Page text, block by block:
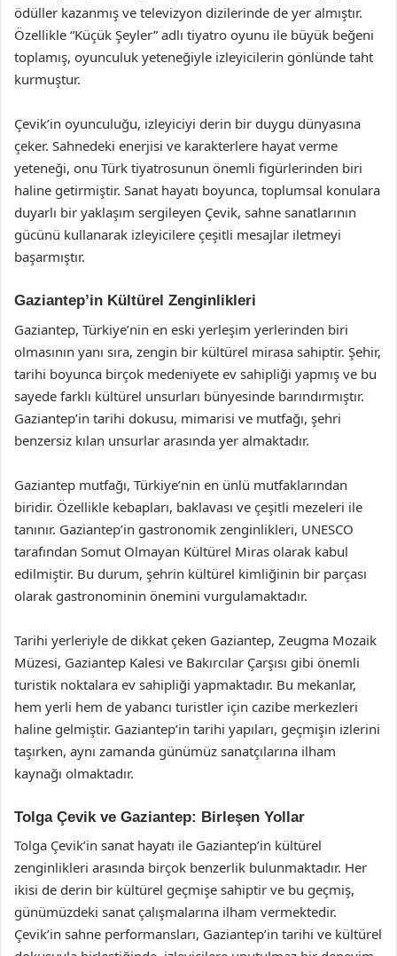
ödüller kazanmış ve televizyon dizilerinde de yer almıştır.
Özellikle “Küçük Şeyler” adlı tiyatro oyunu ile büyük beğeni
toplamış, oyunculuk yeteneğiyle izleyicilerin gönlünde taht
kurmuştur.
Çevik’in oyunculuğu, izleyiciyi derin bir duygu dünyasına
çeker. Sahnedeki enerjisi ve karakterlere hayat verme
yeteneği, onu Türk tiyatrosunun önemli figürlerinden biri
haline getirmiştir. Sanat hayatı boyunca, toplumsal konulara
duyarlı bir yaklaşım sergileyen Çevik, sahne sanatlarının
gücünü kullanarak izleyicilere çeşitli mesajlar iletmeyi
başarmıştır.
Gaziantep’in Kültürel Zenginlikleri
Gaziantep, Türkiye’nin en eski yerleşim yerlerinden biri
olmasının yanı sıra, zengin bir kültürel mirasa sahiptir. Şehir,
tarihi boyunca birçok medeniyete ev sahipliği yapmış ve bu
sayede farklı kültürel unsurları bünyesinde barındırmıştır.
Gaziantep’in tarihi dokusu, mimarisi ve mutfağı, şehri
benzersiz kılan unsurlar arasında yer almaktadır.
Gaziantep mutfağı, Türkiye’nin en ünlü mutfaklarından
biridir. Özellikle kebapları, baklavası ve çeşitli mezeleri ile
tanınır. Gaziantep’in gastronomik zenginlikleri, UNESCO
tarafından Somut Olmayan Kültürel Miras olarak kabul
edilmiştir. Bu durum, şehrin kültürel kimliğinin bir parçası
olarak gastronominin önemini vurgulamaktadır.
Tarihi yerleriyle de dikkat çeken Gaziantep, Zeugma Mozaik
Müzesi, Gaziantep Kalesi ve Bakırcılar Çarşısı gibi önemli
turistik noktalara ev sahipliği yapmaktadır. Bu mekanlar,
hem yerli hem de yabancı turistler için cazibe merkezleri
haline gelmiştir. Gaziantep’in tarihi yapıları, geçmişin izlerini
taşırken, aynı zamanda günümüz sanatçılarına ilham
kaynağı olmaktadır.
Tolga Çevik ve Gaziantep: Birleşen Yollar
Tolga Çevik’in sanat hayatı ile Gaziantep’in kültürel
zenginlikleri arasında birçok benzerlik bulunmaktadır. Her
ikisi de derin bir kültürel geçmişe sahiptir ve bu geçmiş,
günümüzdeki sanat çalışmalarına ilham vermektedir.
Çevik’in sahne performansları, Gaziantep’in tarihi ve kültürel